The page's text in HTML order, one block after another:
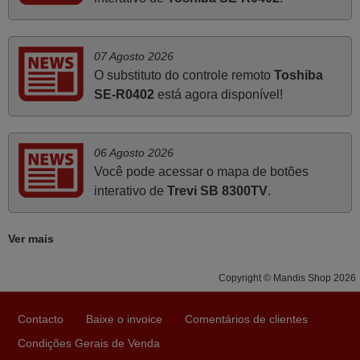
como a demonstrada por vós. Apresento os meus
cumprimentos.
PORTUGAL
Julho 2025
Ótimo produto!! Não precisa fazer nenhuma
programação. Recomendo muito!!
O comando veio bem embrulhado e protegido. Fez logo a
Funciona na perfeição. Recomendo vivamente este
produto e este site.
07 Agosto 2026
O substituto do controle remoto Toshiba
SE-R0402 está agora disponível!
06 Agosto 2026
Você pode acessar o mapa de botões
interativo de Trevi SB 8300TV.
Ver mais
Copyright © Mandis Shop 2026
Contacto Baixe o invoice
Comentários de clientes
Condições Gerais de Venda